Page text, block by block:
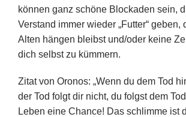
können ganz schöne Blockaden sein,
Verstand immer wieder „Futter“ geben,
Alten hängen bleibst und/oder keine
dich selbst zu kümmern.
Zitat von Oronos: „Wenn du dem Tod
der Tod folgt dir nicht, du folgst dem
Leben eine Chance! Das schlimme ist